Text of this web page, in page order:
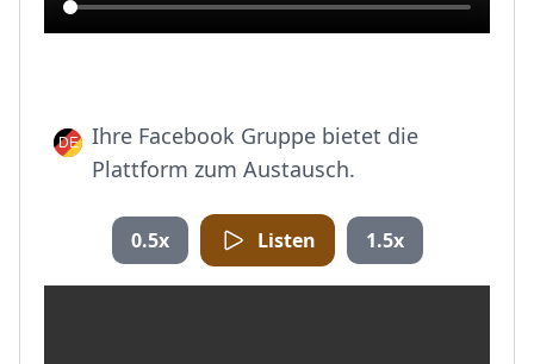
Ihre Facebook Gruppe bietet die
Plattform zum Austausch.
0.5x Listen 1.5x